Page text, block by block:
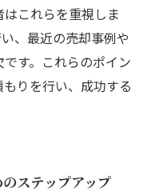
これらを重視しま
、最近の売却事例や
す。これらのポイン
りを行い、成功する
ステップアップ